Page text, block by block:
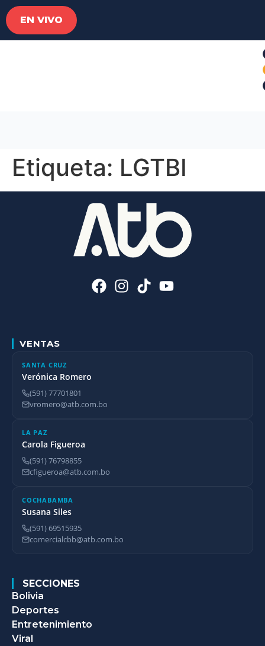
EN VIVO
Etiqueta: LGTBI
VENTAS
SANTA CRUZ
Verónica Romero
(591) 77701801
vromero@atb.com.bo
LA PAZ
Carola Figueroa
(591) 76798855
cfigueroa@atb.com.bo
COCHABAMBA
Susana Siles
(591) 69515935
comercialcbb@atb.com.bo
SECCIONES
Bolivia
Deportes
Entretenimiento
Viral